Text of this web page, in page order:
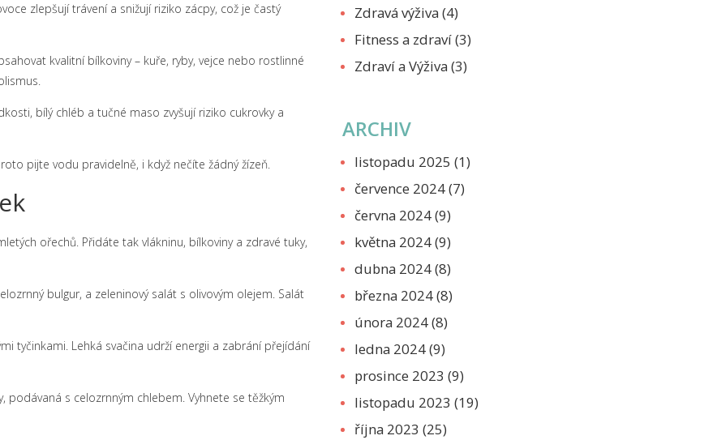
zlepšují trávení a snižují riziko zácpy, což je častý
kvalitní bílkoviny – kuře, ryby, vejce nebo rostlinné
bílý chléb a tučné maso zvyšují riziko cukrovky a
pijte vodu pravidelně, i když nečíte žádný žízeň.
ořechů. Přidáte tak vlákninu, bílkoviny a zdravé tuky,
bulgur, a zeleninový salát s olivovým olejem. Salát
tyčinkami. Lehká svačina udrží energii a zabrání přejídání
podávaná s celozrnným chlebem. Vyhnete se těžkým
Zdravá výživa (4)
Fitness a zdraví(3)
Zdraví a Výživa (3)
ARCHIV
listopadu 2025 (1)
července 2024(7)
června 2024(9)
května 2024(9)
dubna 2024(8)
března 2024(8)
února 2024(8)
ledna 2024(9)
prosince 2023 (9)
listopadu 2023 (19)
října 2023 (25)